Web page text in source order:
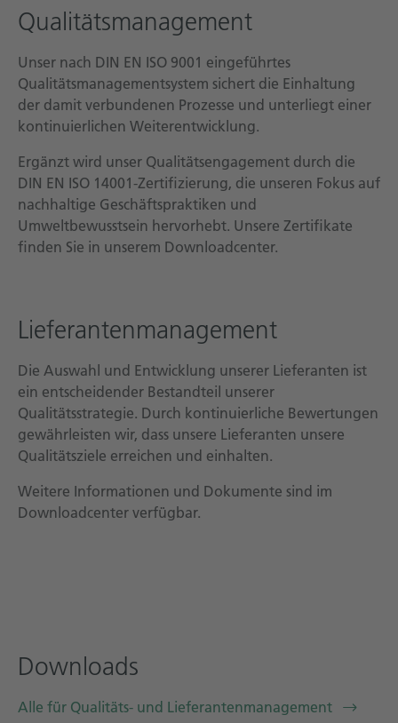
English
Qualitätsmanagement
Unser nach DIN EN ISO 9001 eingeführtes
Qualitätsmanagementsystem sichert die Einhaltung
der damit verbundenen Prozesse und unterliegt einer
kontinuierlichen Weiterentwicklung.
Ergänzt wird unser Qualitätsengagement durch die
DIN EN ISO 14001-Zertifizierung, die unseren Fokus auf
nachhaltige Geschäftspraktiken und
Umweltbewusstsein hervorhebt. Unsere Zertifikate
finden Sie in unserem Downloadcenter.
Lieferantenmanagement
Die Auswahl und Entwicklung unserer Lieferanten ist
ein entscheidender Bestandteil unserer
Qualitätsstrategie. Durch kontinuierliche Bewertungen
gewährleisten wir, dass unsere Lieferanten unsere
Qualitätsziele erreichen und einhalten.
Weitere Informationen und Dokumente sind im
Downloadcenter verfügbar.
Downloads
Alle für Qualitäts- und Lieferantenmanagement